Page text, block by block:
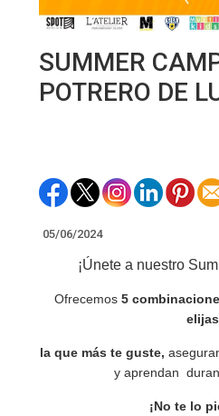
SUMMER
POTRERO DE
05/06/2024
¡Únete a nuestro
Ofrecemos 5
elijas
la que más te guste,
y aprendan
¡No te lo